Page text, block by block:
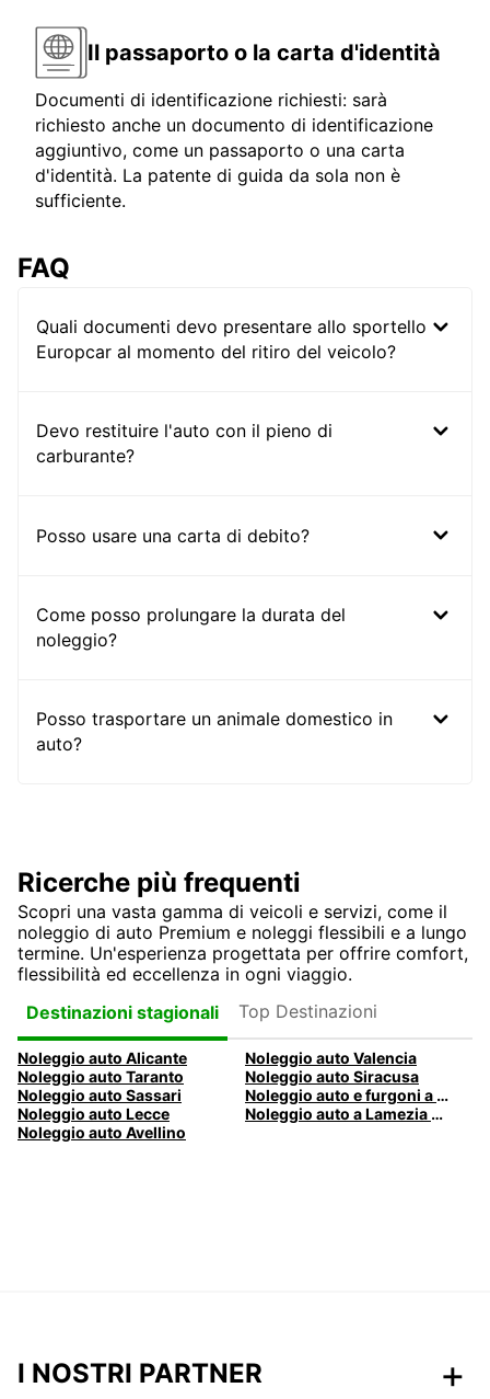
Il passaporto o la carta d'identità
Documenti di identificazione richiesti: sarà
richiesto anche un documento di identificazione
aggiuntivo, come un passaporto o una carta
d'identità. La patente di guida da sola non è
sufficiente.
FAQ
Quali documenti devo presentare allo sportello
Europcar al momento del ritiro del veicolo?
Devo restituire l'auto con il pieno di
carburante?
Posso usare una carta di debito?
Come posso prolungare la durata del
noleggio?
Posso trasportare un animale domestico in
auto?
Ricerche più frequenti
Scopri una vasta gamma di veicoli e servizi, come il
noleggio di auto Premium e noleggi flessibili e a lungo
termine. Un'esperienza progettata per offrire comfort,
flessibilità ed eccellenza in ogni viaggio.
Destinazioni stagionali
Top Destinazioni
Noleggio auto Alicante
Noleggio auto Valencia
Noleggio auto Taranto
Noleggio auto Siracusa
Noleggio auto Sassari
Noleggio auto e furgoni a Pescara
Noleggio auto Lecce
Noleggio auto a Lamezia Terme, Italia
Noleggio auto Avellino
I NOSTRI PARTNER